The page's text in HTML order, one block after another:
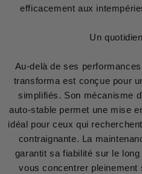
efficacement aux
Un
Au-delà de ses
transforma est conçue pour
simplifiés. Son mécanisme
auto-stable permet une mise
idéal pour ceux qui
contraignante. La
garantit sa fiabilité sur le
vous concentrer